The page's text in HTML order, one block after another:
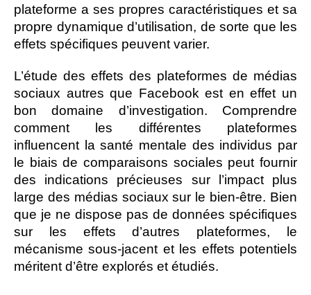
plateforme a ses propres caractéristiques et sa
propre dynamique d’utilisation, de sorte que les
effets spécifiques peuvent varier.
L’étude des effets des plateformes de médias
sociaux autres que Facebook est en effet un
bon domaine d’investigation. Comprendre
comment les différentes plateformes
influencent la santé mentale des individus par
le biais de comparaisons sociales peut fournir
des indications précieuses sur l’impact plus
large des médias sociaux sur le bien-être. Bien
que je ne dispose pas de données spécifiques
sur les effets d’autres plateformes, le
mécanisme sous-jacent et les effets potentiels
méritent d’être explorés et étudiés.